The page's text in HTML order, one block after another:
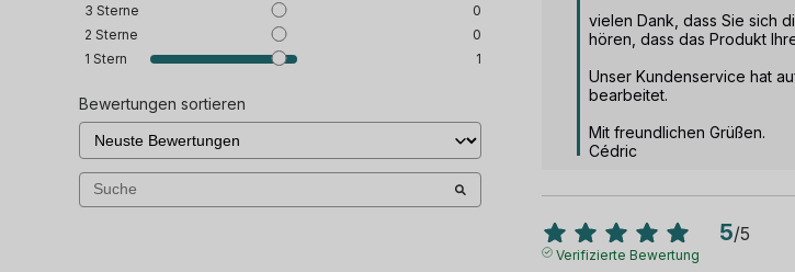
3 Sterne
0
2 Sterne
0
1 Stern 1
Bewertungen sortieren
vielen Dank, dass Sie sich
hören, dass das Produkt
Unser Kundenservice hat
bearbeitet.
Mit freundlichen Grüßen.
Cédric
5/5
Verifizierte Bewertung